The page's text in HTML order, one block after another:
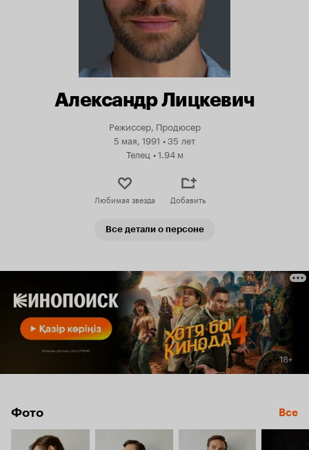
Александр Лицкевич
Режиссер, Продюсер
5 мая, 1991 •35 лет
Телец •1.94 м
Любимая звезда Добавить
Все детали о персоне
Фото Все